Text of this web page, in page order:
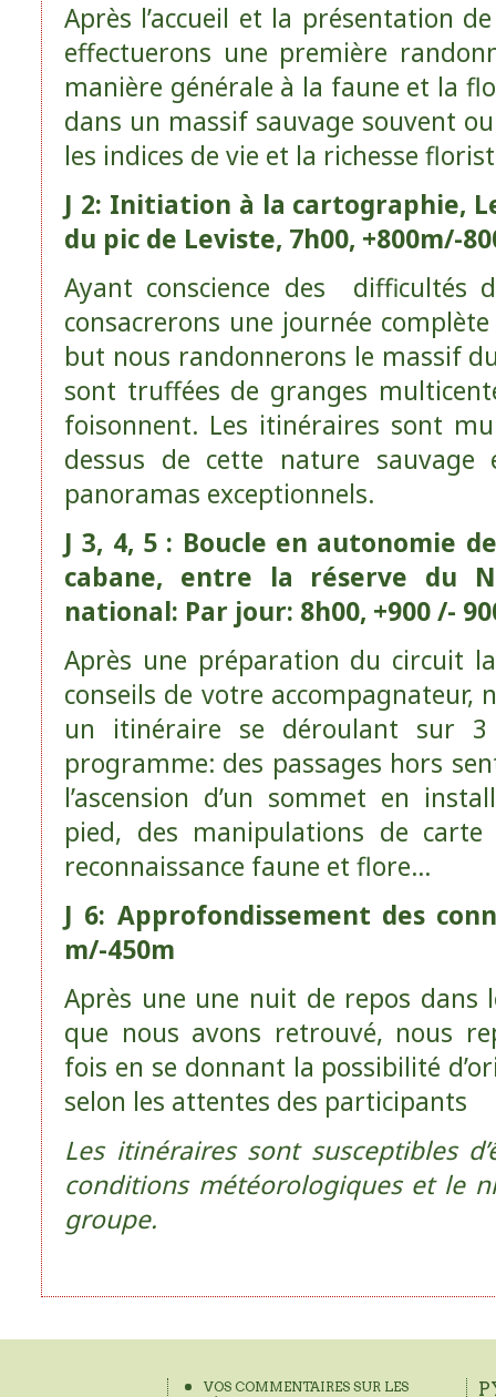
Après l’accueil et la présentation
effectuerons une première
manière générale à la faune et la
dans un massif sauvage souvent
les indices de vie et la richesse
J 2: Initiation à la cartographie,
du pic de Leviste, 7h00, +800m/-
Ayant conscience des difficultés
consacrerons une journée
but nous randonnerons le massif
sont truffées de granges
foisonnent. Les itinéraires sont
dessus de cette nature
panoramas exceptionnels.
J 3, 4, 5 : Boucle en autonomie
cabane, entre la réserve du
national: Par jour: 8h00, +900 /-
Après une préparation du circuit
conseils de votre accompagnateur,
un itinéraire se déroulant sur
programme: des passages hors
l’ascension d’un sommet en
pied, des manipulations de
reconnaissance faune et flore…
J 6: Approfondissement des
m/-450m
Après une une nuit de repos
que nous avons retrouvé, nous
fois en se donnant la possibilité
selon les attentes des participants
Les itinéraires sont susceptibles
conditions météorologiques et le
groupe.
VOS COMMENTAIRES SUR LES